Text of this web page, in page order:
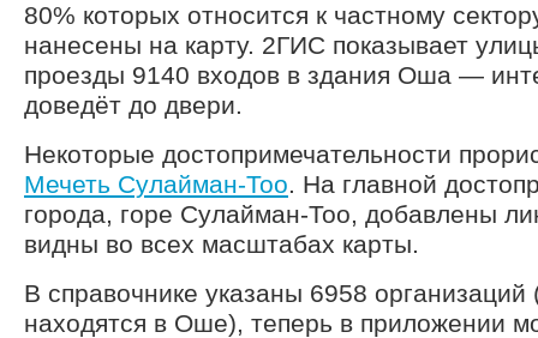
80% которых относится к частному
нанесены на карту. 2ГИС показывает
проезды 9140 входов в здания Оша —
доведёт до двери.
Некоторые достопримечательности
Мечеть Сулайман-Тоо. На главной
города, горе Сулайман-Тоо, добавлены
видны во всех масштабах карты.
В справочнике указаны 6958 организаций
находятся в Оше), теперь в приложении